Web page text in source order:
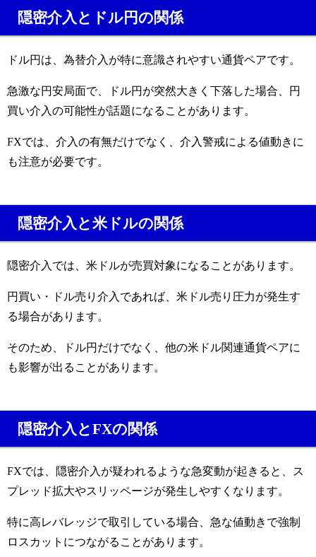
隠密介入とドル円の関係
ドル円は、為替介入が特に意識されやすい通貨ペアです。
急激な円安局面で、ドル円が突然大きく下落した場合、円
買い介入の可能性が話題になることがあります。
FXでは、介入の有無だけでなく、介入警戒による値動きに
も注意が必要です。
隠密介入と米ドルの関係
隠密介入では、米ドルが売買対象になることがあります。
円買い・ドル売り介入であれば、米ドル売り圧力が発生す
る場合があります。
そのため、ドル円だけでなく、他の米ドル関連通貨ペアに
も影響が出ることがあります。
隠密介入とFXの関係
FXでは、隠密介入が疑われるような急変動が起きると、ス
プレッド拡大やスリッページが発生しやすくなります。
特に高レバレッジで取引している場合、急な値動きで強制
ロスカットにつながることがあります。